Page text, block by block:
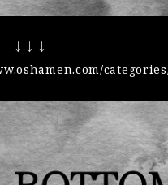
↓↓↓